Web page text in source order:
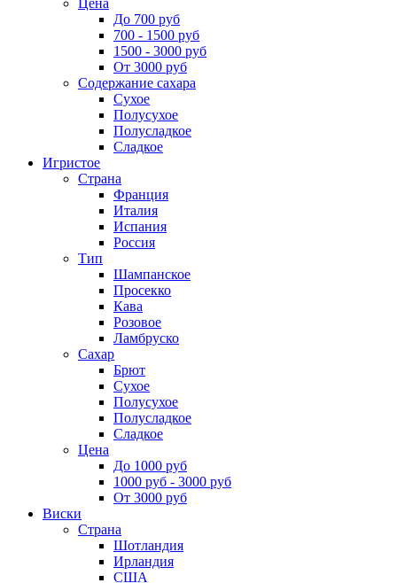
До 700 руб
700 - 1500 руб
1500 - 3000 руб
От 3000 руб
Содержание сахара
Сухое
Полусухое
Полусладкое
Сладкое
Игристое
Страна
Франция
Италия
Испания
Россия
Тип
Шампанское
Просекко
Кава
Розовое
Ламбруско
Сахар
Брют
Сухое
Полусухое
Полусладкое
Сладкое
Цена
До 1000 руб
1000 руб - 3000 руб
От 3000 руб
Виски
Страна
Шотландия
Ирландия
США